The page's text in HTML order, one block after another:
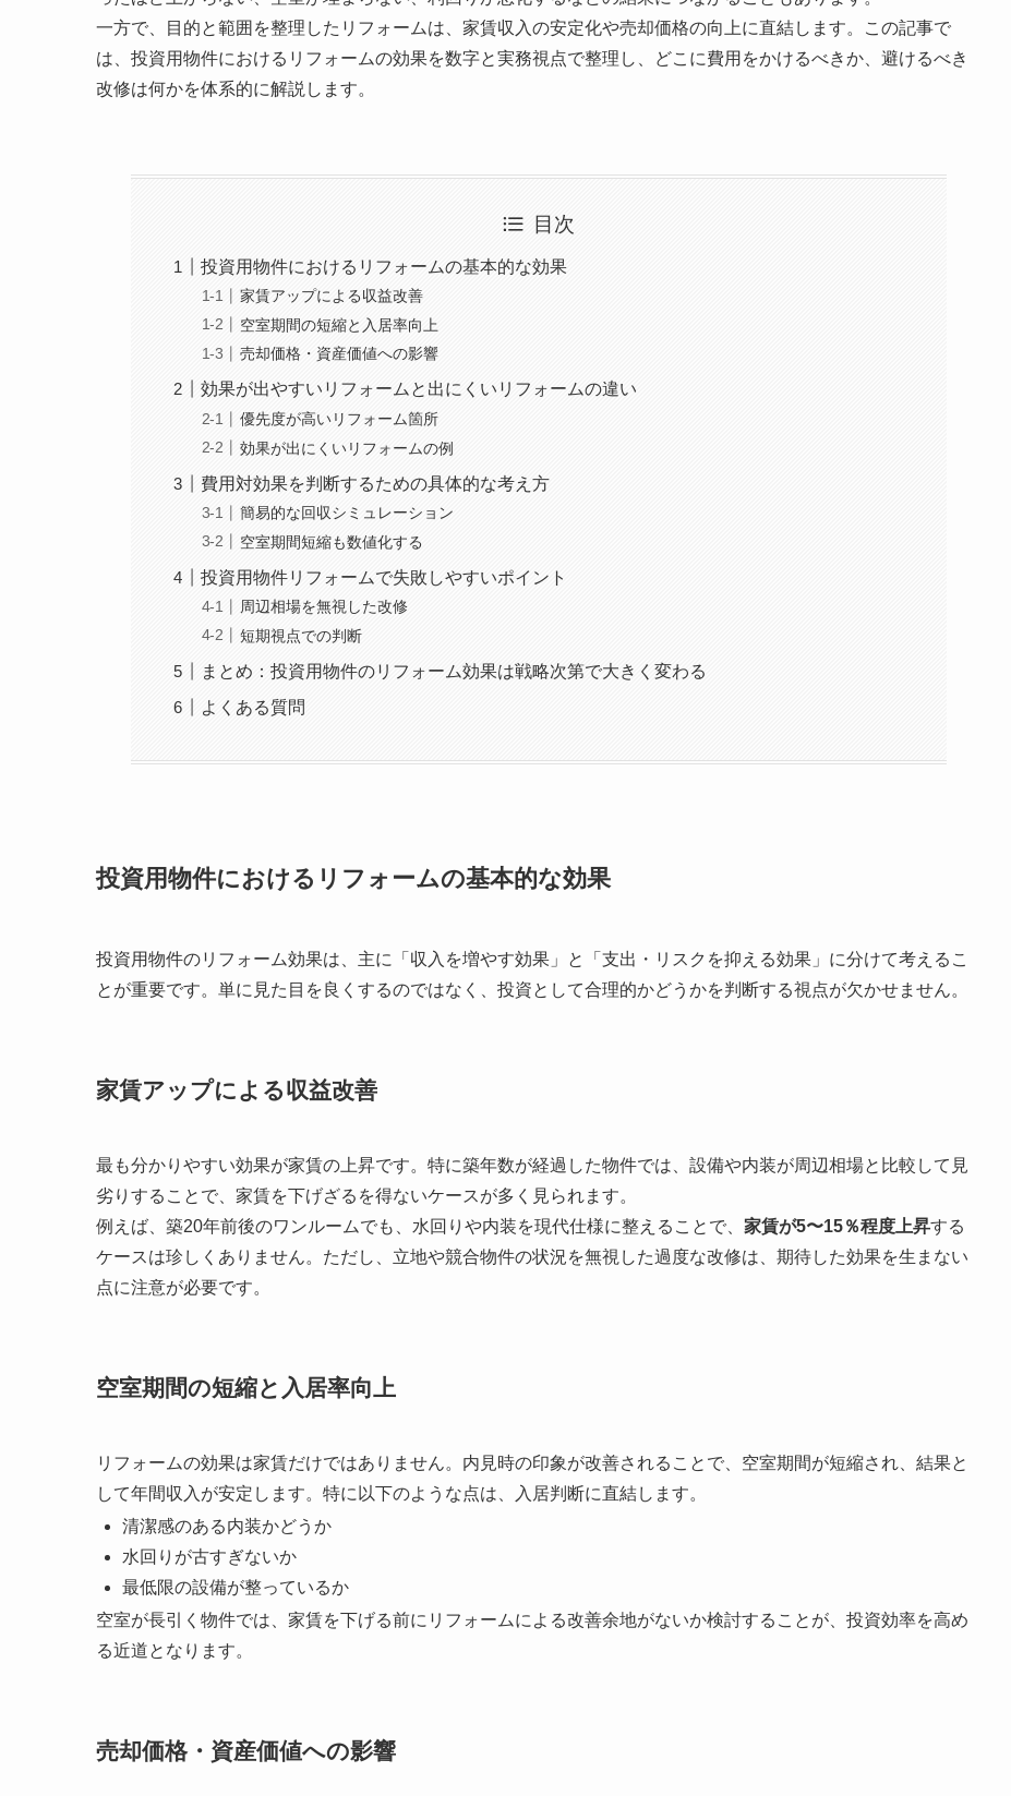
一方で、目的と範囲を整理したリフォームは、家賃収入の安定化や売却価格の向上に直結します。この記事で
は、投資用物件におけるリフォームの効果を数字と実務視点で整理し、どこに費用をかけるべきか、避けるべき
改修は何かを体系的に解説します。
目次
投資用物件におけるリフォームの基本的な効果
家賃アップによる収益改善
空室期間の短縮と入居率向上
売却価格・資産価値への影響
効果が出やすいリフォームと出にくいリフォームの違い
優先度が高いリフォーム箇所
効果が出にくいリフォームの例
費用対効果を判断するための具体的な考え方
簡易的な回収シミュレーション
空室期間短縮も数値化する
投資用物件リフォームで失敗しやすいポイント
周辺相場を無視した改修
短期視点での判断
まとめ：投資用物件のリフォーム効果は戦略次第で大きく変わる
よくある質問
投資用物件におけるリフォームの基本的な効果
投資用物件のリフォーム効果は、主に「収入を増やす効果」と「支出・リスクを抑える効果」に分けて考えるこ
とが重要です。単に見た目を良くするのではなく、投資として合理的かどうかを判断する視点が欠かせません。
家賃アップによる収益改善
最も分かりやすい効果が家賃の上昇です。特に築年数が経過した物件では、設備や内装が周辺相場と比較して見
劣りすることで、家賃を下げざるを得ないケースが多く見られます。
例えば、築20年前後のワンルームでも、水回りや内装を現代仕様に整えることで、 家賃が5〜15％程度上昇する
ケースは珍しくありません。ただし、立地や競合物件の状況を無視した過度な改修は、期待した効果を生まない
点に注意が必要です。
空室期間の短縮と入居率向上
リフォームの効果は家賃だけではありません。内見時の印象が改善されることで、空室期間が短縮され、結果と
して年間収入が安定します。特に以下のような点は、入居判断に直結します。
清潔感のある内装かどうか
水回りが古すぎないか
最低限の設備が整っているか
空室が長引く物件では、家賃を下げる前にリフォームによる改善余地がないか検討することが、投資効率を高め
る近道となります。
売却価格・資産価値への影響